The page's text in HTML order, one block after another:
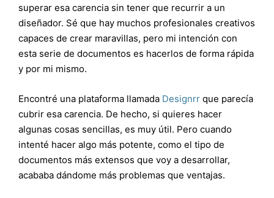
superar esa carencia sin tener que recurrir a un
diseñador. Sé que hay muchos profesionales creativos
capaces de crear maravillas, pero mi intención con
esta serie de documentos es hacerlos de forma rápida
y por mi mismo.
Encontré una plataforma llamada Designrr que parecía
cubrir esa carencia. De hecho, si quieres hacer
algunas cosas sencillas, es muy útil. Pero cuando
intenté hacer algo más potente, como el tipo de
documentos más extensos que voy a desarrollar,
acababa dándome más problemas que ventajas.